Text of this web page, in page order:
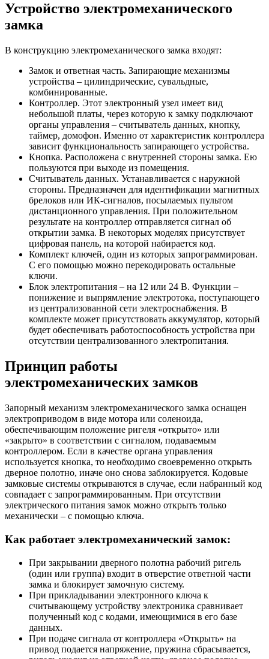
Устройство электромеханического
замка
В конструкцию электромеханического замка входят:
Замок и ответная часть. Запирающие механизмы
устройства – цилиндрические, сувальдные,
комбинированные.
Контроллер. Этот электронный узел имеет вид
небольшой платы, через которую к замку подключают
органы управления – считыватель данных, кнопку,
таймер, домофон. Именно от характеристик контроллера
зависит функциональность запирающего устройства.
Кнопка. Расположена с внутренней стороны замка. Ею
пользуются при выходе из помещения.
Считыватель данных. Устанавливается с наружной
стороны. Предназначен для идентификации магнитных
брелоков или ИК-сигналов, посылаемых пультом
дистанционного управления. При положительном
результате на контроллер отправляется сигнал об
открытии замка. В некоторых моделях присутствует
цифровая панель, на которой набирается код.
Комплект ключей, один из которых запрограммирован.
С его помощью можно перекодировать остальные
ключи.
Блок электропитания – на 12 или 24 В. Функции –
понижение и выпрямление электротока, поступающего
из централизованной сети электроснабжения. В
комплекте может присутствовать аккумулятор, который
будет обеспечивать работоспособность устройства при
отсутствии централизованного электропитания.
Принцип работы
электромеханических замков
Запорный механизм электромеханического замка оснащен
электроприводом в виде мотора или соленоида,
обеспечивающим положение ригеля «открыто» или
«закрыто» в соответствии с сигналом, подаваемым
контроллером. Если в качестве органа управления
используется кнопка, то необходимо своевременно открыть
дверное полотно, иначе оно снова заблокируется. Кодовые
замковые системы открываются в случае, если набранный код
совпадает с запрограммированным. При отсутствии
электрического питания замок можно открыть только
механически – с помощью ключа.
Как работает электромеханический замок:
При закрывании дверного полотна рабочий ригель
(один или группа) входит в отверстие ответной части
замка и блокирует замочную систему.
При прикладывании электронного ключа к
считывающему устройству электроника сравнивает
полученный код с кодами, имеющимися в его базе
данных.
При подаче сигнала от контроллера «Открыть» на
привод подается напряжение, пружина сбрасывается,